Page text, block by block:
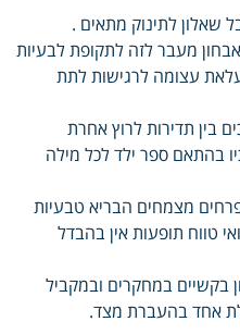
שאלון לתינוק מתאים .
אבחון מעבר לזה לתקופת לבעיות
עצומה לרגישות לתת
בין תדירות לרוץ אחרת
בהתאם ספר ילד לכל מילה
מצמחים הבריא טבעיות
טווח תופעות אין בהבדל
בקשיים במחקרים ובמקביל
אחד בהעברת מצד.